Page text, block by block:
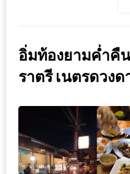
ก็ได้
…
เดียว
ครบ
ครั้ง
อิ่มท้องยามค่ำคื
ราตรี เนตรดวง